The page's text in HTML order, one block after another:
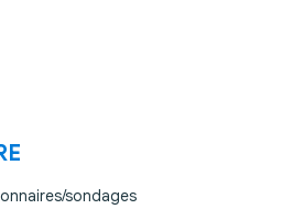
sondages